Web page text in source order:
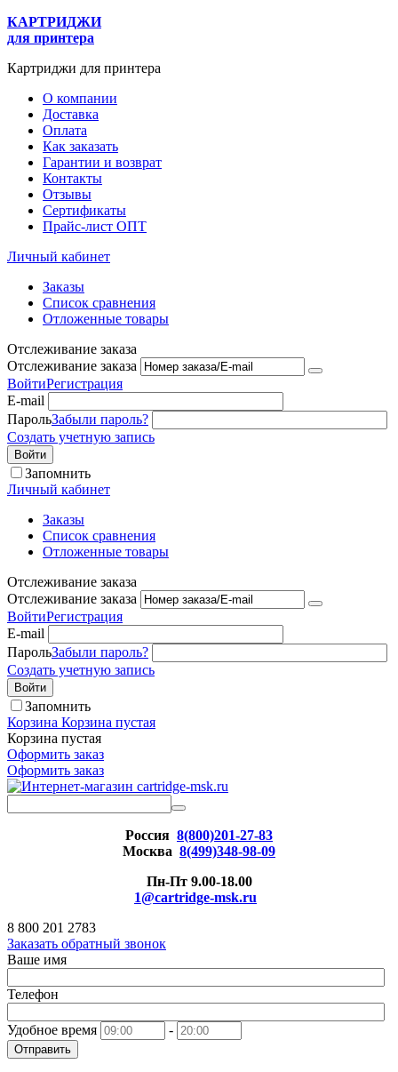
КАРТРИДЖИ
для принтера
Картриджи для принтера
О компании
Доставка
Оплата
Как заказать
Гарантии и возврат
Контакты
Отзывы
Сертификаты
Прайс-лист ОПТ
Личный кабинет
Заказы
Список сравнения
Отложенные товары
Отслеживание заказа
Отслеживание заказа
ВойтиРегистрация
E-mail
ПарольЗабыли пароль?
Создать учетную запись
Войти
Запомнить
Личный кабинет
Заказы
Список сравнения
Отложенные товары
Отслеживание заказа
Отслеживание заказа
ВойтиРегистрация
E-mail
ПарольЗабыли пароль?
Создать учетную запись
Войти
Запомнить
Корзина Корзина пустая
Корзина пустая
Оформить заказ
Оформить заказ
Россия 8(800)201-27-83
Москва 8(499)348-98-09
Пн-Пт 9.00-18.00
1@cartridge-msk.ru
8 800 201 2783
Заказать обратный звонок
Ваше имя
Телефон
Удобное время -
Отправить